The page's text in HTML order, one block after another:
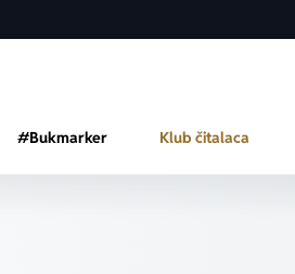
#Bukmarker Klub čitalaca